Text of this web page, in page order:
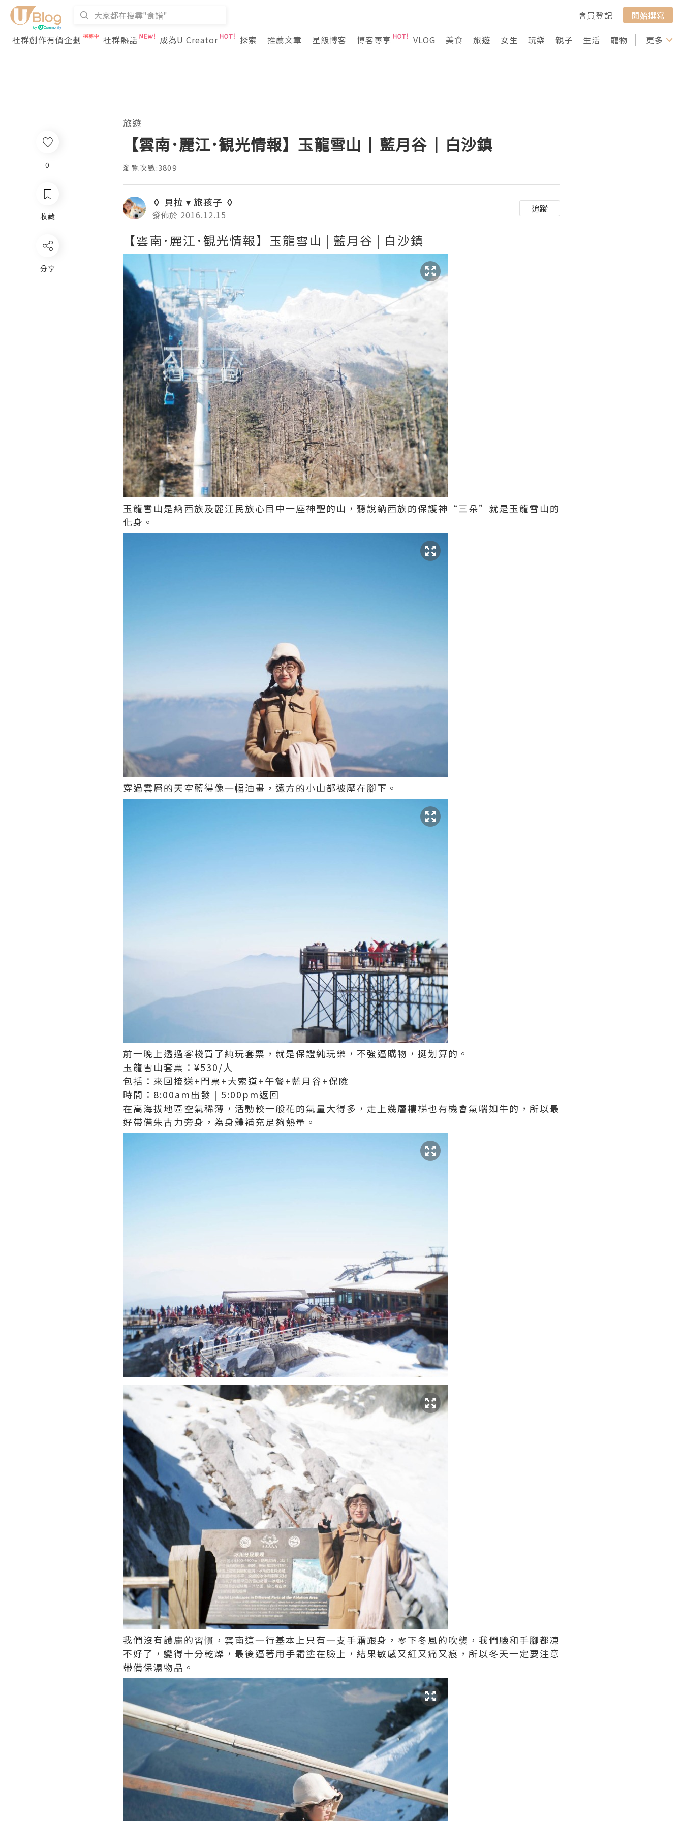
會員登記
開始撰寫
社群創作有價企劃
社群熱話 成為U Creator 探索 推薦文章 星級博客 博客專享 VLOG 美食 旅遊 女生 玩樂 親子 生活 寵物 行山 打卡
更多
0
收藏
分享
旅遊
【雲南･麗江･観光情報】玉龍雪山 | 藍月谷 | 白沙鎮
瀏覽次數:3809
◊ 貝拉 ▾ 旅孩子 ◊
發佈於 2016.12.15
追蹤
【雲南･麗江･観光情報】玉龍雪山 | 藍月谷 | 白沙鎮
玉龍雪山是納西族及麗江民族心目中一座神聖的山，聽說納西族的保護神“三朵”就是玉龍雪山的
化身。
穿過雲層的天空藍得像一幅油畫，遠方的小山都被壓在腳下。
前一晚上透過客棧買了純玩套票，就是保證純玩樂，不強逼購物，挺划算的。
玉龍雪山套票：¥530/人
包括：來回接送+門票+大索道+午餐+藍月谷+保險
時間：8:00am出發 | 5:00pm返回
在高海拔地區空氣稀薄，活動較一般花的氣量大得多，走上幾層樓梯也有機會氣喘如牛的，所以最
好帶備朱古力旁身，為身體補充足夠熱量。
我們沒有護膚的習慣，雲南這一行基本上只有一支手霜跟身，零下冬風的吹襲，我們臉和手腳都凍
不好了，變得十分乾燥，最後逼著用手霜塗在臉上，結果敏感又紅又痛又痕，所以冬天一定要注意
帶備保濕物品。